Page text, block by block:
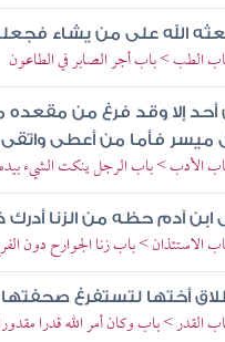
الله على من يشاء
الطب > باب أجر الصابر في الطاعون
إلا وقد فرغ من مقعده من
ميسر فأما من أعطى واتقى
الأدب > باب الرجل ينكت الشيء
ابن آدم حظه من الزنا أدرك
> باب زنا الجوارح دون
طلاق أختها لتستفرغ
> باب وكان أمر الله قدرا مقدورا